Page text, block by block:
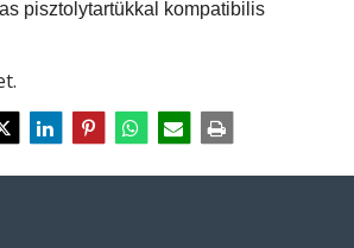
pisztolytartükkal kompatibilis